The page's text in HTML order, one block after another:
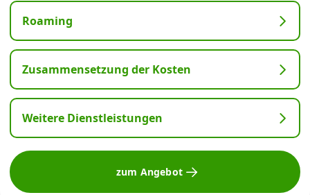
Roaming
Zusammensetzung der Kosten
Weitere Dienstleistungen
zum Angebot